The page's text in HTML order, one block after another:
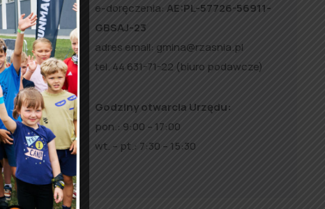
PGE
.Mogą
ale
awarii.
e-doręczenia: AE:PL-57726-56911-
GBSAJ-23
adres email: gmina@rzasnia.pl
tel. 44 631-71-22 (biuro podawcze)
Godziny otwarcia Urzędu:
pon.: 9:00 – 17:00
wt. – pt.: 7:30 – 15:30